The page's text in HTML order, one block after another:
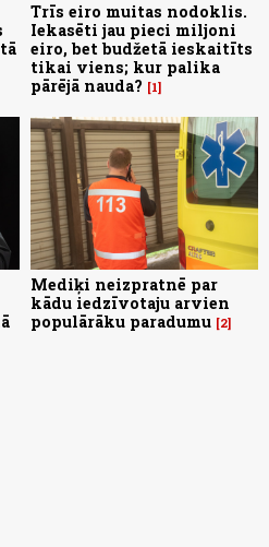
Trīs eiro muitas nodoklis.
Iekasēti jau pieci miljoni
eiro, bet budžetā ieskaitīts
tikai viens; kur palika
pārējā nauda?
1
Mediķi neizpratnē par
kādu iedzīvotaju arvien
populārāku paradumu 2